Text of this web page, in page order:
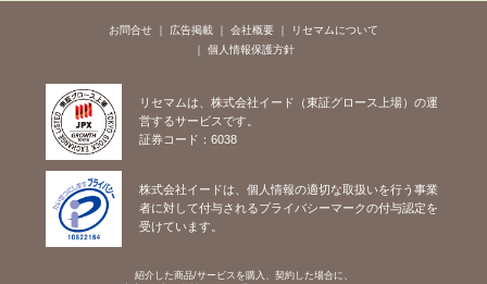
お問合せ 広告掲載 会社概要
リセマムについて
個人情報保護方針
リセマムは、株式会社イード（東証グロース上場）の運
営するサービスです。
証券コード：6038
株式会社イードは、個人情報の適切な取扱いを行う事業
者に対して付与されるプライバシーマークの付与認定を
受けています。
紹介した商品/サービスを購入、契約した場合に、